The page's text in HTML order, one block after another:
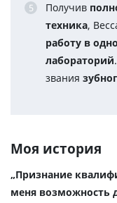
Получив
техника,
работу в
лабораторий
звания
Моя история
„Признание
меня возможность